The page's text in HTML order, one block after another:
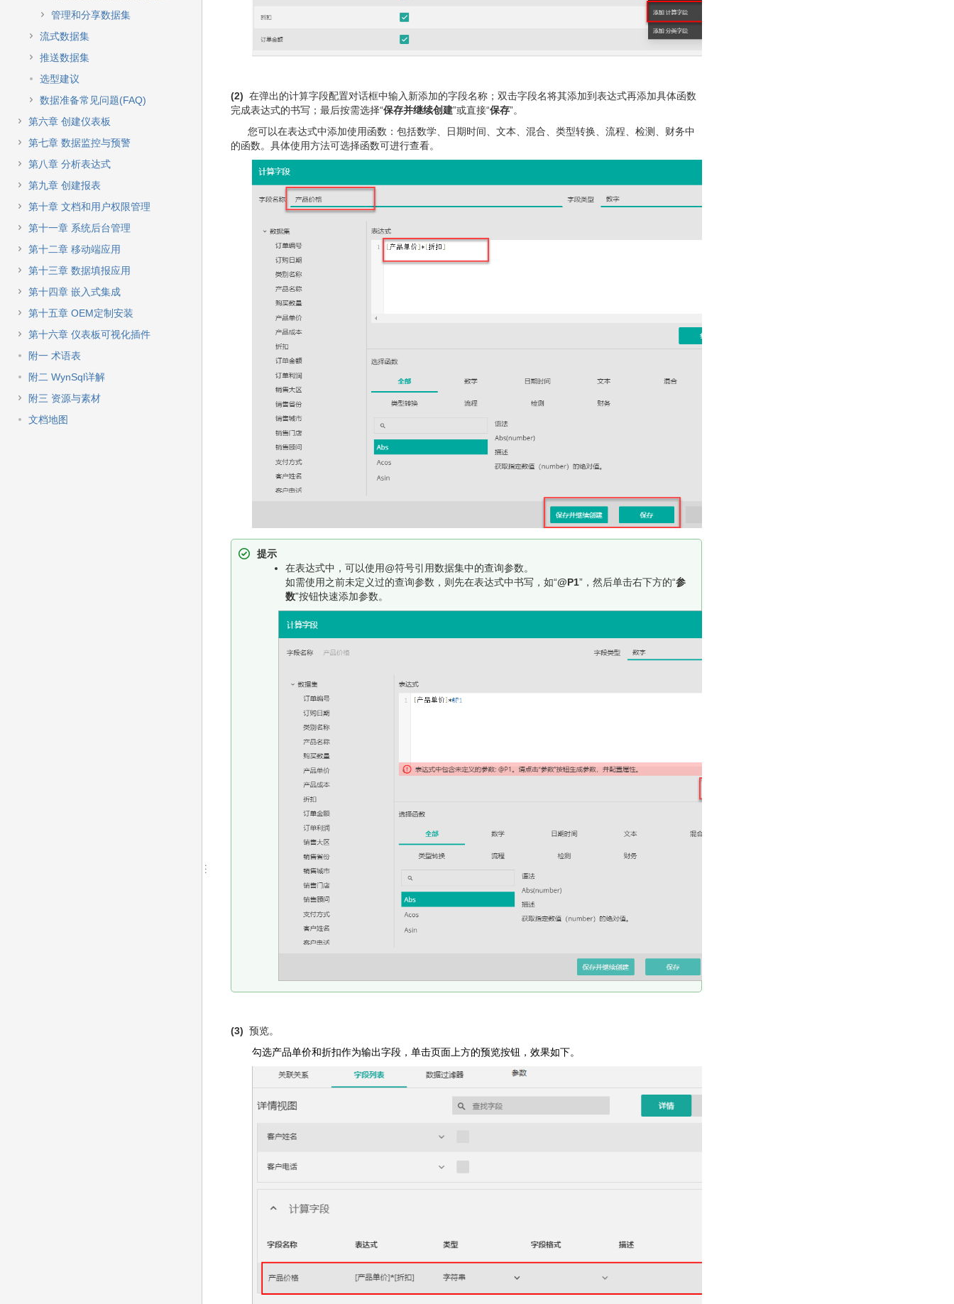
管理和分享数据集
流式数据集
推送数据集
选型建议
数据准备常见问题(FAQ)
第六章 创建仪表板
第七章 数据监控与预警
第八章 分析表达式
第九章 创建报表
第十章 文档和用户权限管理
第十一章 系统后台管理
第十二章 移动端应用
第十三章 数据填报应用
第十四章 嵌入式集成
第十五章 OEM定制安装
第十六章 仪表板可视化插件
附一 术语表
附二 WynSql详解
附三 资源与素材
文档地图
(2) 在弹出的计算字段配置对话框中输入新添加的字段名称；双击字段名将其添加到表达式再添加具体函数
完成表达式的书写；最后按需选择“保存并继续创建”或直接“保存”。
您可以在表达式中添加使用函数：包括数学、日期时间、文本、混合、类型转换、流程、检测、财务中
的函数。具体使用方法可选择函数可进行查看。
提示
在表达式中，可以使用@符号引用数据集中的查询参数。
如需使用之前未定义过的查询参数，则先在表达式中书写，如“@P1”，然后单击右下方的“参
数”按钮快速添加参数。
(3) 预览。
勾选产品单价和折扣作为输出字段，单击页面上方的预览按钮，效果如下。